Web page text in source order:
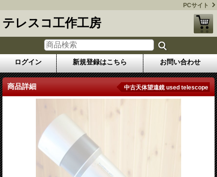
PCサイト
テレスコ工作工房
ログイン 新規登録はこちら お問い合わせ
商品詳細 中古天体望遠鏡 used telescope